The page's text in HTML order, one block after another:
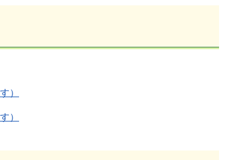
）
）